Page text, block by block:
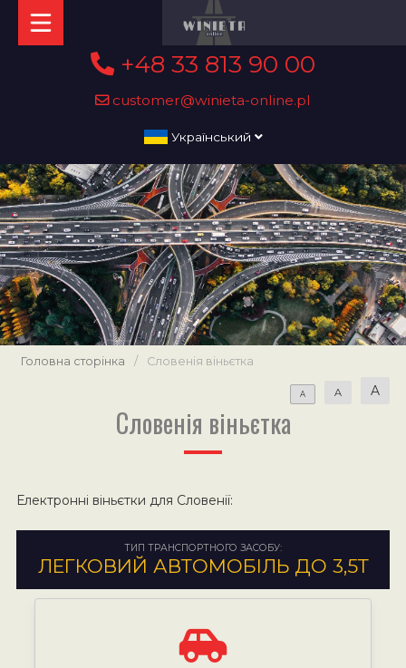
+48 33 813 90 00
customer@winieta-online.pl
Український
Головна сторінка / Словенія віньєтка
A A A
Словенія віньєтка
Електронні віньєтки для Словенії:
ТИП ТРАНСПОРТНОГО ЗАСОБУ:
ЛЕГКОВИЙ АВТОМОБІЛЬ ДО 3,5Т